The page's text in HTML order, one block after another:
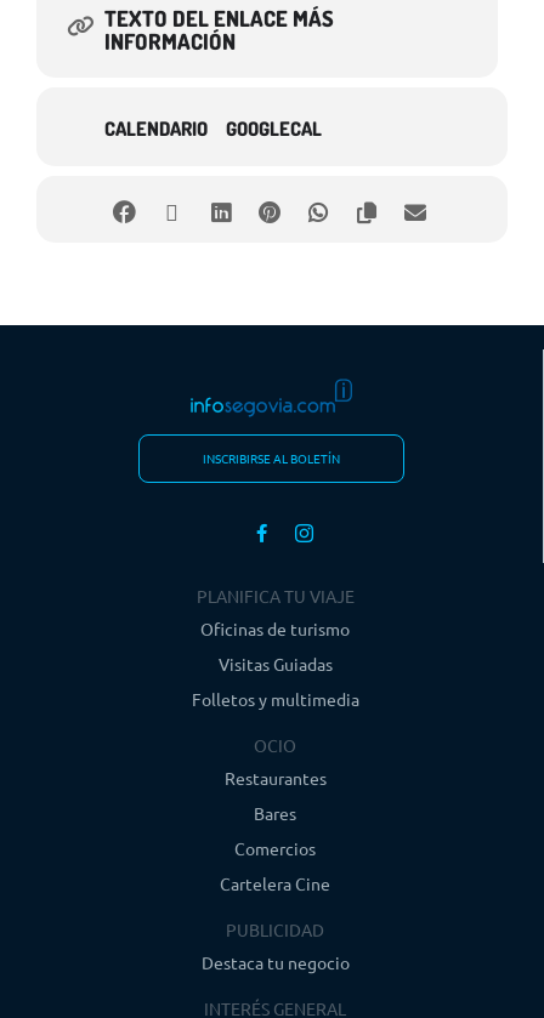
TEXTO DEL ENLACE MÁS
INFORMACIÓN
CALENDARIO GOOGLECAL
INSCRIBIRSE AL BOLETÍN
PLANIFICA TU VIAJE
Oficinas de turismo
Visitas Guiadas
Folletos y multimedia
OCIO
Restaurantes
Bares
Comercios
Cartelera Cine
PUBLICIDAD
Destaca tu negocio
INTERÉS GENERAL